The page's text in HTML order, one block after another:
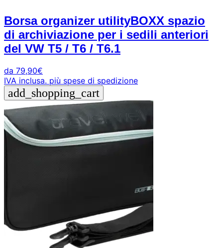
Borsa organizer utilityBOXX spazio
di archiviazione per i sedili anteriori
del VW T5 / T6 / T6.1
da 79,90€
IVA inclusa. più spese di spedizione
add_shopping_cart